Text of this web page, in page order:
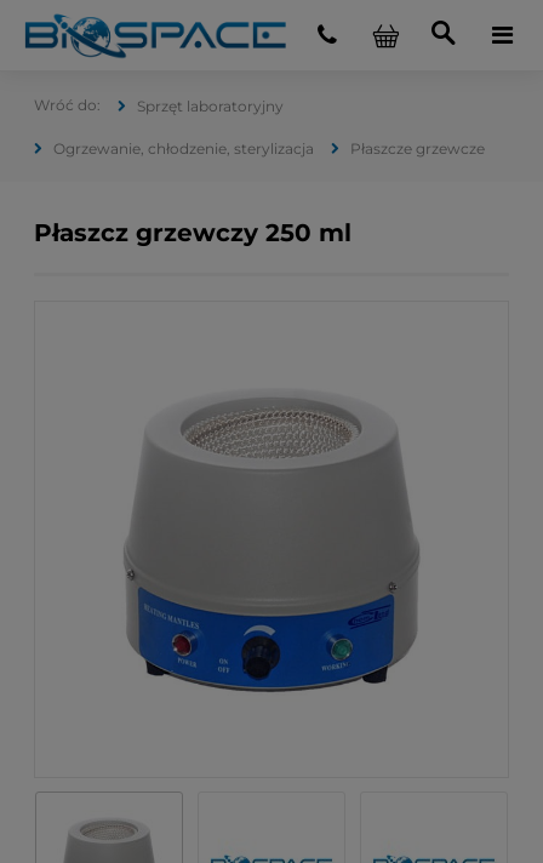
Sprzęt laboratoryjny
Ogrzewanie, chłodzenie, sterylizacja Płaszcze grzewcze
Płaszcz grzewczy 250 ml